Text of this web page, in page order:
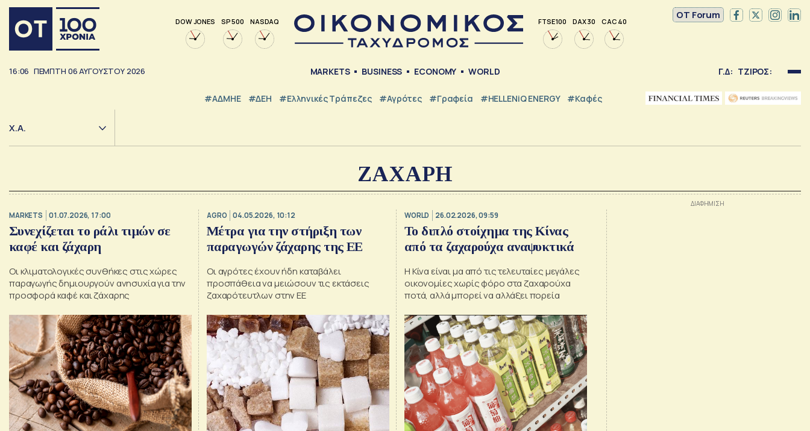
DOW JONES SP 500 NASDAQ FTSE 100 DAX 30 CAC 40
OT Forum
16:06 ΠΕΜΠΤΗ 06ΑΥΓΟΥΣΤΟΥ 2026 MARKETS BUSINESS ECONOMY WORLD Γ.Δ: ΤΖΙΡΟΣ:
#ΑΔΜΗΕ #ΔΕΗ #ελληνικές Τράπεζες #Αγρότες #Γραφεία #HELLENiQ ENERGY #καφές
Χ.Α.
ΖΑΧΑΡΗ
MARKETS 01.07.2026, 17:00
Συνεχίζεται το ράλι τιμών σε
καφέ και ζάχαρη
Οι κλιματολογικές συνθήκες στις χώρες
παραγωγής δημιουργούν ανησυχία για την
προσφορά καφέ και ζάχαρης
AGRO 04.05.2026, 10:12
Μέτρα για την στήριξη των
παραγωγών ζάχαρης της ΕΕ
Οι αγρότες έχουν ήδη καταβάλει
προσπάθεια να μειώσουν τις εκτάσεις
ζαχαρότευτλων στην ΕΕ
WORLD 26.02.2026, 09:59
Το διπλό στοίχημα της Κίνας
από τα ζαχαρούχα αναψυκτικά
Η Κίνα είναι μα από τις τελευταίες μεγάλες
οικονομίες χωρίς φόρο στα ζαχαρούχα
ποτά, αλλά μπορεί να αλλάξει πορεία